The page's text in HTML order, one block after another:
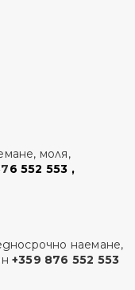
моля,
6 552 553 ,
наемане,
+359 876 552 553